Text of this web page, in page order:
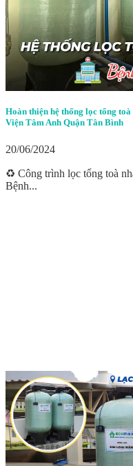
Hoàn thiện hệ thống lọc tổng
Viện Tâm Anh Quận Tân Bình
20/06/2024
♻️ Công trình lọc tổng toà
Bệnh...